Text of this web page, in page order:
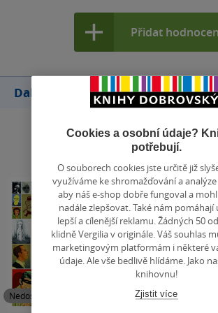
Přidat
Další knihy autora
Nedostupné Nedostupné
Cookies a osobní údaje?
potřebují.
O souborech cookies jste určitě již
využíváme ke shromažďování a
aby náš e-shop dobře fungoval a
nadále zlepšovat. Také nám pomáhají
lepší a cílenější reklamu. Žádných 50
klidně Vergilia v originále. Váš souhlas
marketingovým platformám i některé
údaje. Ale vše bedlivě hlídáme. Jako
knihovnu!
Zjistit více